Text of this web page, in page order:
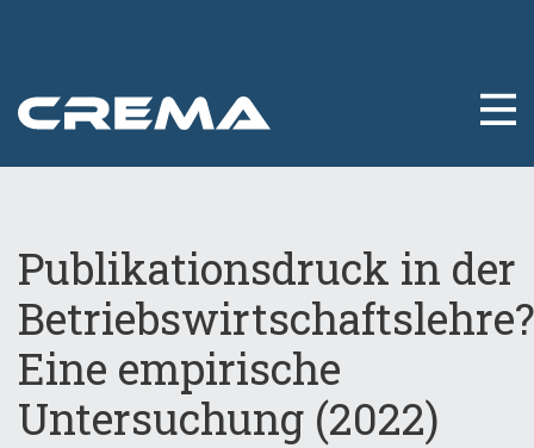
Publikationsdruck in der
Betriebswirtschaftslehre?
Eine empirische
Untersuchung (2022)